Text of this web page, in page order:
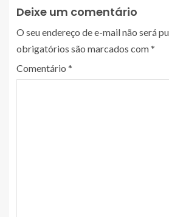
Deixe um comentário
O seu endereço de e-mail não será
obrigatórios são marcados com*
Comentário *